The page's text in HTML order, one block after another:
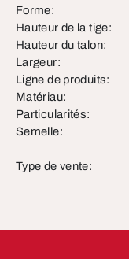
Forme:
Hauteur de la tige:
Hauteur du talon:
Largeur:
Ligne de produits:
Matériau:
Particularités:
Semelle:
Type de vente: